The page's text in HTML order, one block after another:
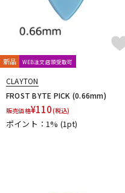
キーボード
アンプ
新品 WEB注文店頭受取可
CLAYTON
FROST BYTE PICK (0.66mm)
販売価格¥110(税込)
ポイント：1% (1pt)